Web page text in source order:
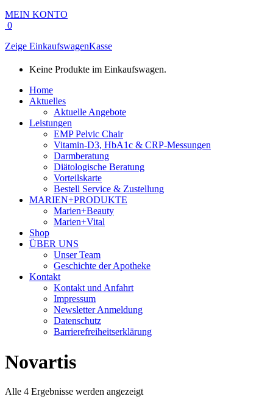
MEIN KONTO
0
Zeige EinkaufswagenKasse
Keine Produkte im Einkaufswagen.
Home
Aktuelles
Aktuelle Angebote
Leistungen
EMP Pelvic Chair
Vitamin-D3, HbA1c & CRP-Messungen
Darmberatung
Diätologische Beratung
Vorteilskarte
Bestell Service & Zustellung
MARIEN+PRODUKTE
Marien+Beauty
Marien+Vital
Shop
ÜBER UNS
Unser Team
Geschichte der Apotheke
Kontakt
Kontakt und Anfahrt
Impressum
Newsletter Anmeldung
Datenschutz
Barrierefreiheitserklärung
Novartis
Alle 4 Ergebnisse werden angezeigt